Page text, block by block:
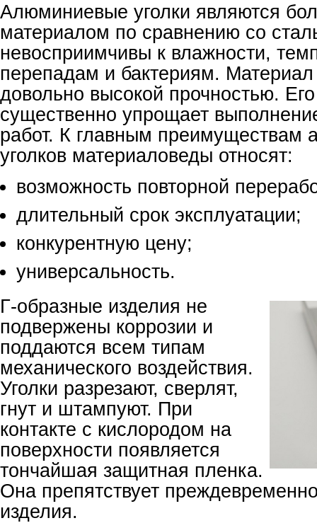
Алюминиевые уголки являются
материалом по сравнению со
невосприимчивы к влажности,
перепадам и бактериям. Материал
довольно высокой прочностью.
существенно упрощает
работ. К главным преимуществам
уголков материаловеды относят:
возможность повторной
длительный срок эксплуатации;
конкурентную цену;
универсальность.
Г-образные изделия не
подвержены коррозии и
поддаются всем типам
механического воздействия.
Уголки разрезают, сверлят,
гнут и штампуют. При
контакте с кислородом на
поверхности появляется
тончайшая защитная пленка.
Она препятствует
изделия.